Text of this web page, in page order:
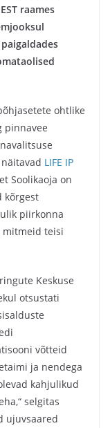
raames
ohtlike
pinnavee
LIFE IP
Soolikaoja on
kõrgest
piirkonna
mitmeid teisi
Keskuse
otsustati
võtteid
ja nendega
kahjulikud
selgitas
ujuvsaared